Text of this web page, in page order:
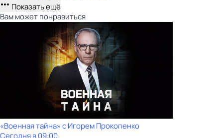
Показать ещё
Вам может понравиться
«Военная тайна» с Игорем Прокопенко
Сегодня в 09:00